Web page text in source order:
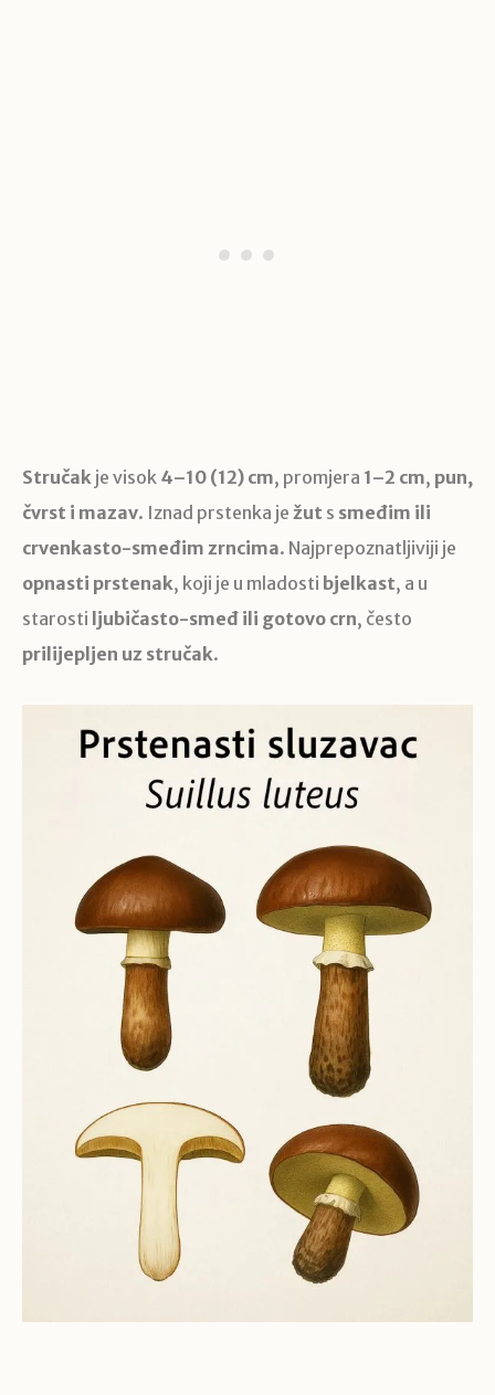
Stručak je visok 4–10 (12) cm, promjera 1–2 cm, pun,
čvrst i mazav. Iznad prstenka je žut s smeđim ili
crvenkasto-smeđim zrncima. Najprepoznatljiviji je
opnasti prstenak, koji je u mladosti bjelkast, a u
starosti ljubičasto-smeđ ili gotovo crn, često
prilijepljen uz stručak.